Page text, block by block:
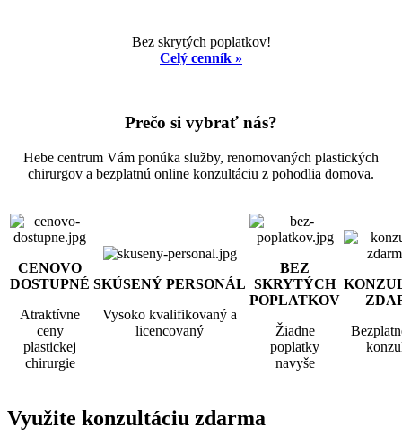
Bez skrytých poplatkov!
Celý cenník »
Prečo si vybrať nás?
Hebe centrum Vám ponúka služby, renomovaných plastických
chirurgov a bezplatnú online konzultáciu z pohodlia domova.
CENOVO
DOSTUPNÉ
Atraktívne
ceny
plastickej
chirurgie
SKÚSENÝ PERSONÁL
Vysoko kvalifikovaný a
licencovaný
BEZ
SKRYTÝCH
POPLATKOV
Žiadne
poplatky
navyše
Využite konzultáciu zdarma